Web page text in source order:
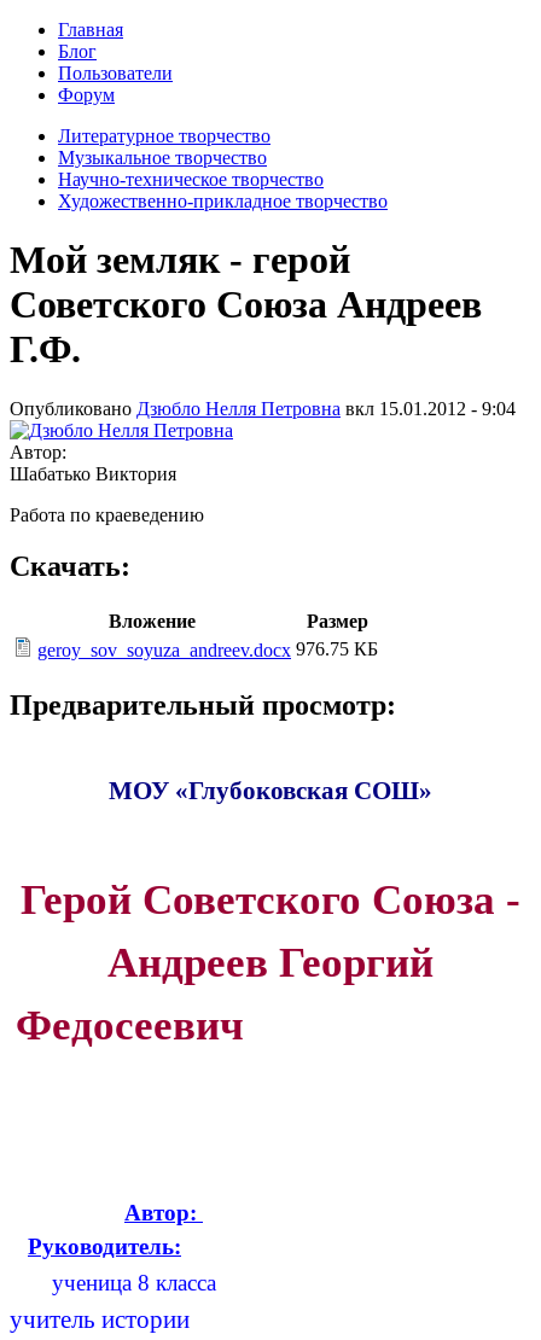
Главная
Блог
Пользователи
Форум
Литературное творчество
Музыкальное творчество
Научно-техническое творчество
Художественно-прикладное творчество
Мой земляк - герой
Советского Союза Андреев
Г.Ф.
Опубликовано Дзюбло Нелля Петровна вкл 15.01.2012 - 9:04
Автор:
Шабатько Виктория
Работа по краеведению
Скачать:
Вложение
Размер
geroy_sov_soyuza_andreev.docx 976.75 КБ
Предварительный просмотр:
МОУ «Глубоковская СОШ»
Герой Советского Союза -
Андреев Георгий
Федосеевич
Автор:
Руководитель:
ученица 8 класса
учитель истории